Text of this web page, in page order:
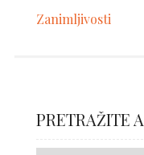
Zanimljivosti
PRETRAŽITE